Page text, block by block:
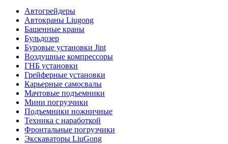
Автогрейдеры
Автокраны Liugong
Башенные краны
Бульдозер
Буровые установки Jint
Воздушные компрессоры
ГНБ установки
Грейферные установки
Карьерные самосвалы
Мачтовые подъемники
Мини погрузчики
Подъемники ножничные
Техника с наработкой
Фронтальные погрузчики
Экскаваторы LiuGong